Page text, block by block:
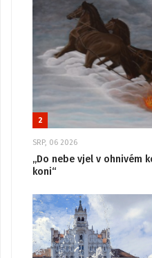
2
SRP, 06 2026
„Do nebe vjel v ohnivém
koni“